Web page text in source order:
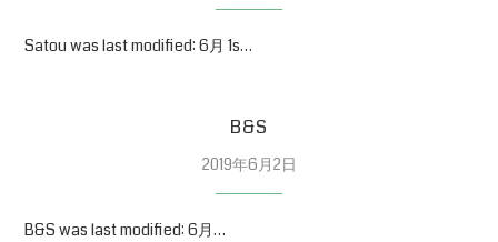
Satou was last modified: 6月 1s…
B&S
2019年6月2日
B&S was last modified: 6月…